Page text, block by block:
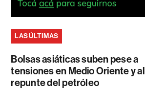
LAS ÚLTIMAS
Bolsas asiáticas suben pese a
tensiones en Medio Oriente y al
repunte del petróleo